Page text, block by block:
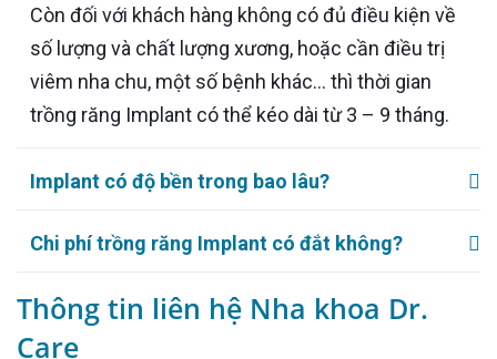
Còn đối với khách hàng không có đủ điều kiện về
số lượng và chất lượng xương, hoặc cần điều trị
viêm nha chu, một số bệnh khác… thì thời gian
trồng răng Implant có thể kéo dài từ 3 – 9 tháng.
Implant có độ bền trong bao lâu?
Chi phí trồng răng Implant có đắt không?
Thông tin liên hệ Nha khoa Dr.
Care